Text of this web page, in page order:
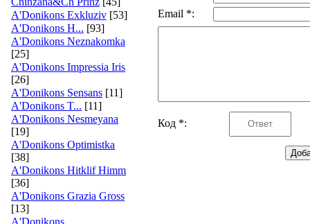
A'Donikons Exkluziv [53]
A'Donikons H... [93]
A'Donikons Neznakomka
[25]
A'Donikons Impressia Iris
[26]
A'Donikons Sensans [11]
A'Donikons T... [11]
A'Donikons Nesmeyana
[19]
A'Donikons Optimistka
[38]
A'Donikons Hitklif Himm
[36]
A'Donikons Grazia Gross
[13]
A'Donikons
Email *:
Код *: